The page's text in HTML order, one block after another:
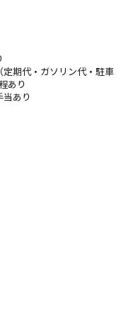
期代・ガソリン代・駐車
あり
あり